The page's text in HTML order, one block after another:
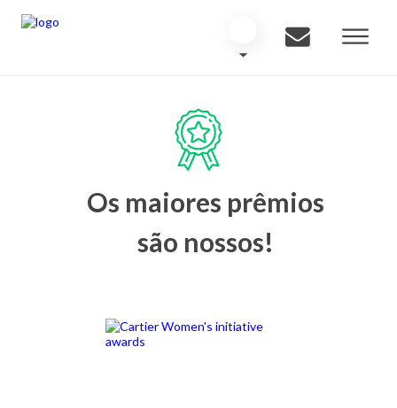
Os maiores prêmios
são nossos!